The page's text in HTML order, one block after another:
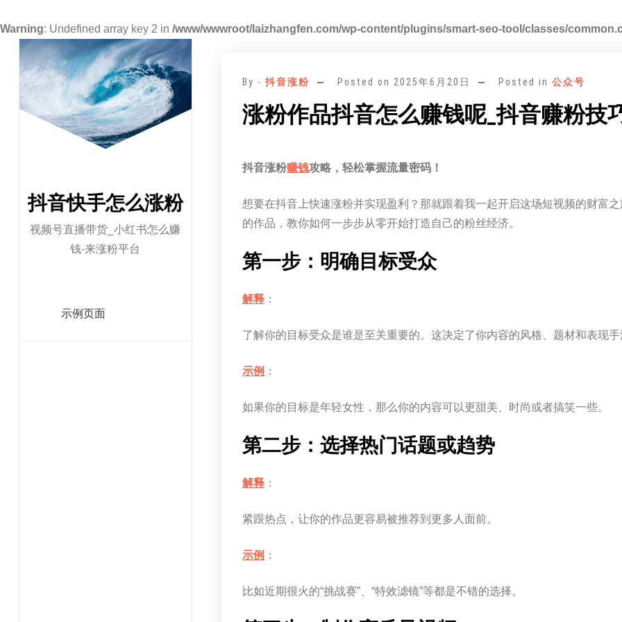
Warning: Undefined array key 2 in /www/wwwroot/laizhangfen.com/wp-content/plugins/smart-seo-tool/classes/
抖音快手怎么涨粉
视频号直播带货_小红书怎么赚
钱-来涨粉平台
示例页面
By -抖音涨粉 Posted on 2025年6月20日 Posted in公众号
涨粉作品抖音怎么赚钱呢_抖音赚粉技
抖音涨粉赚钱攻略，轻松掌握流量密码！
想要在抖音上快速涨粉并实现盈利？那就跟着我一起开启这场短视频的财富
的作品，教你如何一步步从零开始打造自己的粉丝经济。
第一步：明确目标受众
解释 ：
了解你的目标受众是谁是至关重要的。这决定了你内容的风格、题材和表现
示例 ：
如果你的目标是年轻女性，那么你的内容可以更甜美、时尚或者搞笑一些。
第二步：选择热门话题或趋势
解释 ：
紧跟热点，让你的作品更容易被推荐到更多人面前。
示例 ：
比如近期很火的“挑战赛”、“特效滤镜”等都是不错的选择。